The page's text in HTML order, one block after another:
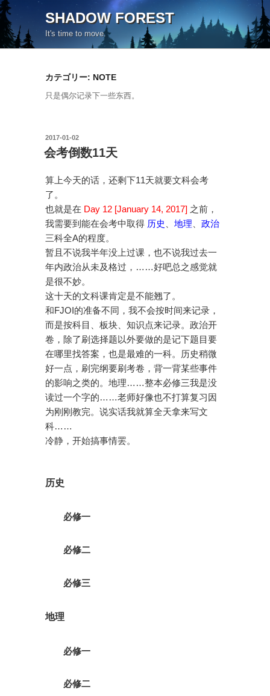
コ
ン
テ
ン
SHADOW FOREST
It's time to move.
カテゴリー: NOTE
只是偶尔记录下一些东西。
投
稿
日:
2017-01-02
会考倒数11天
算上今天的话，还剩下11天就要文科会考
了。
也就是在 Day 12 [January 14, 2017]之前，
我需要到能在会考中取得 历史 地理
政治
三科全A的程度。
暂且不说我半年没上过课，也不说我过去一
年内政治从未及格过，……好吧总之感觉就
是很不妙。
这十天的文科课肯定是不能翘了。
和FJOI的准备不同，我不会按时间来记录，
而是按科目、板块、知识点来记录。政治开
卷，除了刷选择题以外要做的是记下题目要
在哪里找答案，也是最难的一科。历史稍微
好一点，刷完纲要刷考卷，背一背某些事件
的影响之类的。地理……整本必修三我是没
读过一个字的……老师好像也不打算复习因
为刚刚教完。说实话我就算全天拿来写文
科……
冷静，开始搞事情罢。
历史
必修一
必修二
必修三
地理
必修一
必修二